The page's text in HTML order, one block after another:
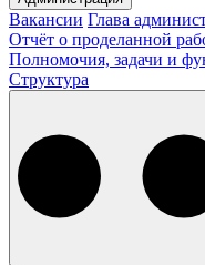
Вакансии Глава
Отчёт о проделанной
Полномочия, задачи и
Структура